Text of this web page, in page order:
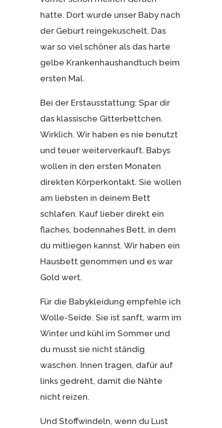
hatte. Dort wurde unser Baby nach
der Geburt reingekuschelt. Das
war so viel schöner als das harte
gelbe Krankenhaushandtuch beim
ersten Mal.
Bei der Erstausstattung: Spar dir
das klassische Gitterbettchen.
Wirklich. Wir haben es nie benutzt
und teuer weiterverkauft. Babys
wollen in den ersten Monaten
direkten Körperkontakt. Sie wollen
am liebsten in deinem Bett
schlafen. Kauf lieber direkt ein
flaches, bodennahes Bett, in dem
du mitliegen kannst. Wir haben ein
Hausbett genommen und es war
Gold wert.
Für die Babykleidung empfehle ich
Wolle-Seide. Sie ist sanft, warm im
Winter und kühl im Sommer und
du musst sie nicht ständig
waschen. Innen tragen, dafür auf
links gedreht, damit die Nähte
nicht reizen.
Und Stoffwindeln, wenn du Lust